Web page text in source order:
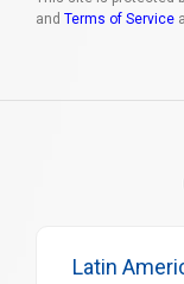
and Terms of Service
Latin